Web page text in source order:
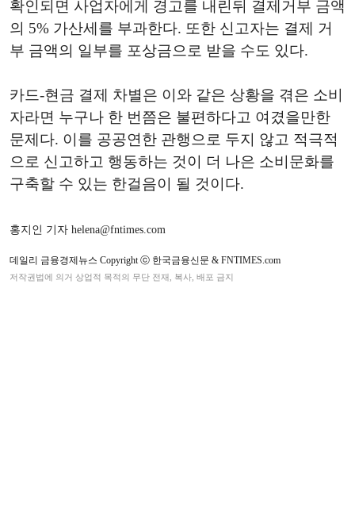
확인되면 사업자에게 경고를 내린뒤 결제거부 금액
의 5% 가산세를 부과한다. 또한 신고자는 결제 거
부 금액의 일부를 포상금으로 받을 수도 있다.
카드-현금 결제 차별은 이와 같은 상황을 겪은 소비
자라면 누구나 한 번쯤은 불편하다고 여겼을만한
문제다. 이를 공공연한 관행으로 두지 않고 적극적
으로 신고하고 행동하는 것이 더 나은 소비문화를
구축할 수 있는 한걸음이 될 것이다.
홍지인 기자 helena@fntimes.com
데일리 금융경제뉴스 Copyright ⓒ 한국금융신문 & FNTIMES.com
저작권법에 의거 상업적 목적의 무단 전재, 복사, 배포 금지